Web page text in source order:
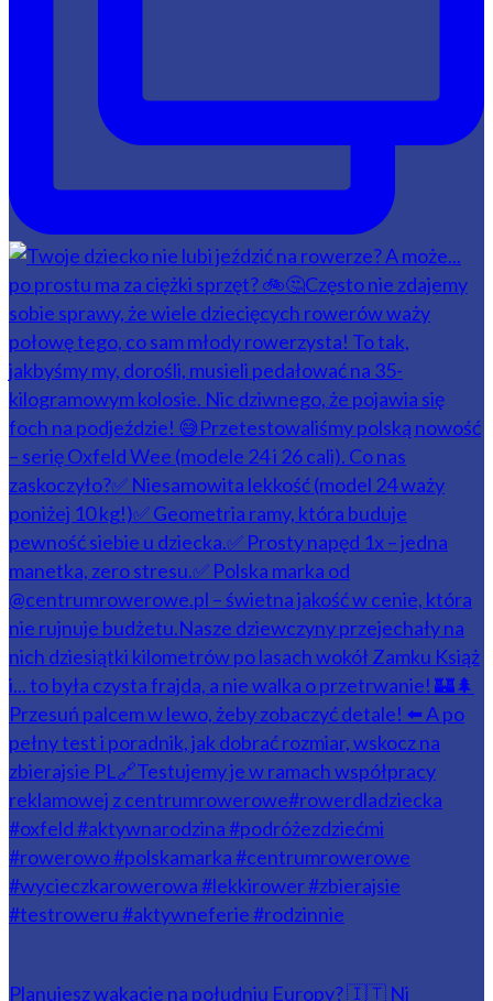
Planujesz wakacje na południu Europy? 🇮🇹 Ni